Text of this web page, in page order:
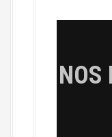
NOS